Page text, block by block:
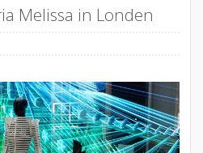
Melissa in Londen